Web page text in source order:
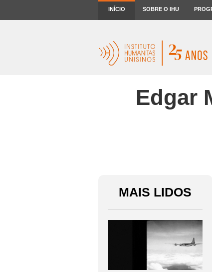
INÍCIO SOBRE O IHU
Edgar
MAIS LIDOS